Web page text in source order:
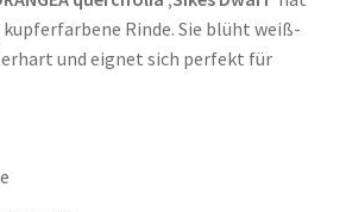
kupferfarbene Rinde. Sie blüht weiß-
und eignet sich perfekt für